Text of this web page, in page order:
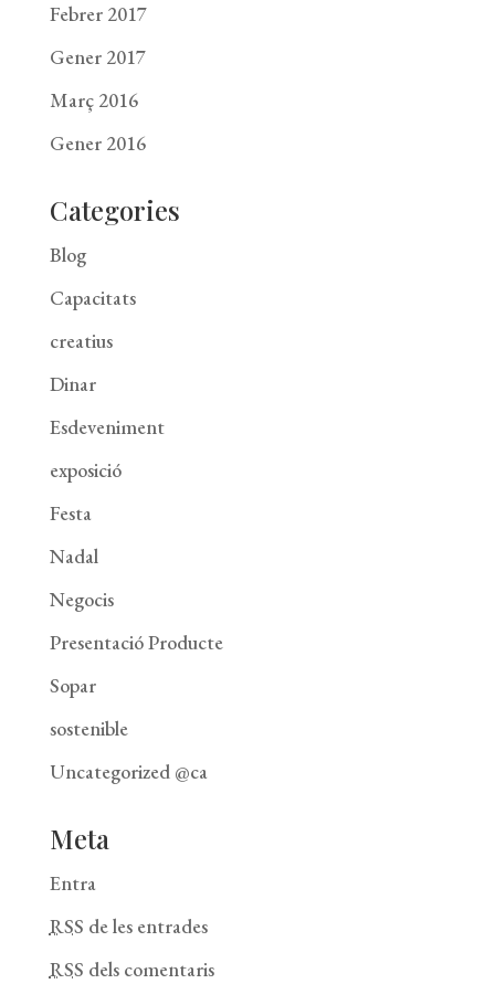
Febrer 2017
Gener 2017
Març 2016
Gener 2016
Categories
Blog
Capacitats
creatius
Dinar
Esdeveniment
exposició
Festa
Nadal
Negocis
Presentació Producte
Sopar
sostenible
Uncategorized @ca
Meta
Entra
RSS de les entrades
RSS dels comentaris